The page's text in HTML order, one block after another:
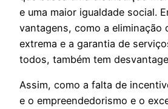
e uma maior igualdade social.
vantagens, como a eliminação
extrema e a garantia de
todos, também tem
Assim, como a falta de
e o empreendedorismo e o